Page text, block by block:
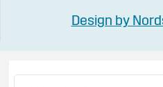
Design by